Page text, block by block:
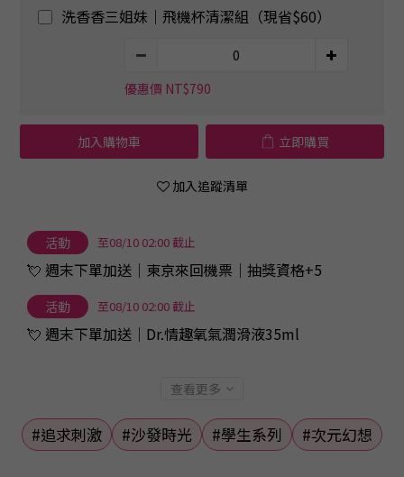
洗香香三姐妹｜飛機杯清潔組（現省$60）
優惠價 NT$790
加入購物車 立即購買
加入追蹤清單
活動 至08/10 02:00 截止
💘 週末下單加送｜東京來回機票｜抽獎資格+5
活動 至08/10 02:00 截止
💘 週末下單加送｜Dr.情趣氧氣潤滑液35ml
查看更多
#追求刺激 #沙發時光 #學生系列 #次元幻想